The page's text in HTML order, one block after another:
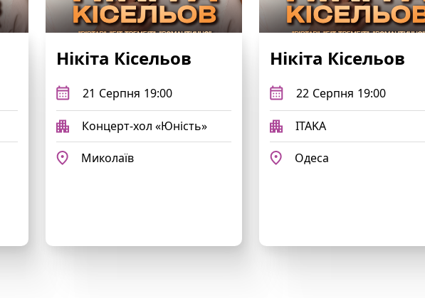
Нікіта Кісельов
21 Серпня 19:00
Концерт-хол «Юність»
Миколаїв
Нікіта Кісельов
22 Серпня 19:00
ITAKA
Одеса